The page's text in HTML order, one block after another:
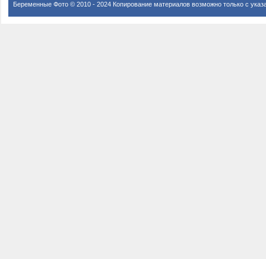
Беременные Фото © 2010 - 2024 Копирование материалов возможно только с